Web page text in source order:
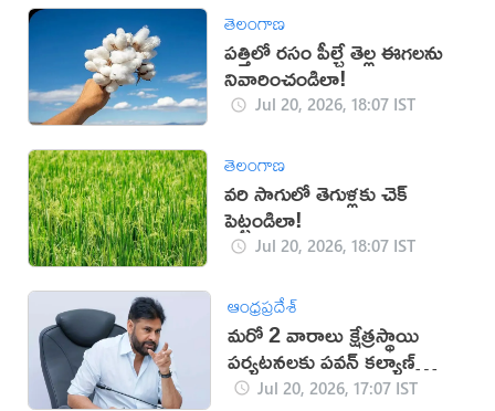
తెలంగాణ
పత్తిలో రసం పీల్చే తెల్ల ఈగలను
నివారించండిలా!
Jul 20, 2026, 18:07 IST
తెలంగాణ
వరి సాగులో తెగుళ్లకు చెక్
పెట్టండిలా!
Jul 20, 2026, 18:07 IST
ఆంధ్రప్రదేశ్
మరో 2 వారాలు క్షేత్రస్థాయి
పర్యటనలకు పవన్ కల్యాణ్
దూరంJul 20, 2026, 17:07 IST